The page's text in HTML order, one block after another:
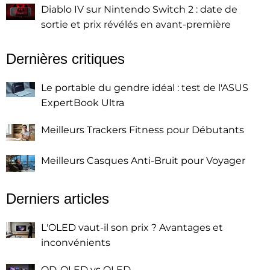
Diablo IV sur Nintendo Switch 2 : date de
sortie et prix révélés en avant-première
Dernières critiques
Le portable du gendre idéal : test de l'ASUS
ExpertBook Ultra
Meilleurs Trackers Fitness pour Débutants
Meilleurs Casques Anti-Bruit pour Voyager
Derniers articles
L'OLED vaut-il son prix ? Avantages et
inconvénients